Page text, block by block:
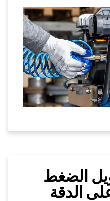
الضغط
الدقة